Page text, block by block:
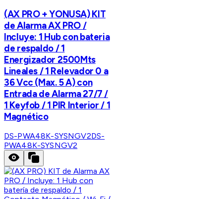
(AX PRO + YONUSA) KIT
de Alarma AX PRO /
Incluye: 1 Hub con bateria
de respaldo / 1
Energizador 2500Mts
Lineales / 1 Relevador 0 a
36 Vcc (Max. 5 A) con
Entrada de Alarma 27/7 /
1 Keyfob / 1 PIR Interior / 1
Magnético
DS-PWA48K-SYSNGV2DS-
PWA48K-SYSNGV2